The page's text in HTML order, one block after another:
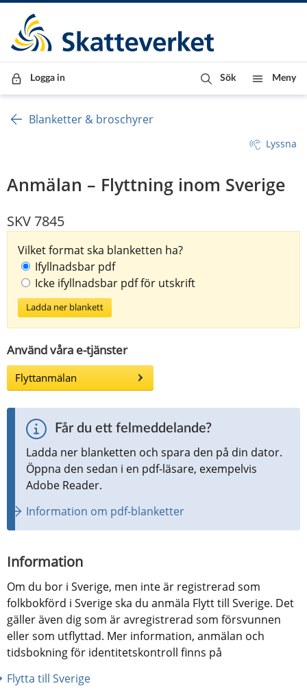
Till innehåll
Till navigationen
Till chattrobot
Logga in Sök Meny
Blanketter & broschyrer
Lyssna
Anmälan – Flyttning inom Sverige
SKV 7845
Vilket format ska blanketten ha?
Ifyllnadsbar pdf
Icke ifyllnadsbar pdf för utskrift
Ladda ner blankett
Använd våra e-tjänster
Flyttanmälan
Får du ett felmeddelande?
Ladda ner blanketten och spara den på din dator.
Öppna den sedan i en pdf-läsare, exempelvis
Adobe Reader.
Information om pdf-blanketter
Information
Om du bor i Sverige, men inte är registrerad som
folkbokförd i Sverige ska du anmäla Flytt till Sverige. Det
gäller även dig som är avregistrerad som försvunnen
eller som utflyttad. Mer information, anmälan och
tidsbokning för identitetskontroll finns på
Flytta till Sverige